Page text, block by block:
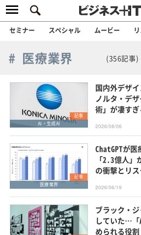
セミナー スペシャル ムービー
# 医療業界 (356記事)
記事
AI・生成AI
国内外デザ
ノルタ・デ
術」が凄す
2026/08/06
記事
医療業界
ChatGPTが
「2.3億人
の衝撃とリ
2026/06/19
ブラック・
していた…
められる役割